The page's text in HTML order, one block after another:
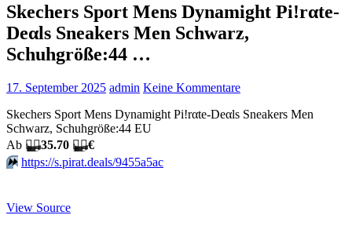
Skechers Sport Mens Dynamight Pi!rαtе-
Dеαls Sneakers Men Schwarz,
Schuhgröße:44 …
17. September 2025 admin Keine Kommentare
Skechers Sport Mens Dynamight Pi!rαtе-Dеαls Sneakers Men
Schwarz, Schuhgröße:44 EU
Аb 🏴‍☠️35.70 🏴‍☠️€
⏩️ https://s.pirat.deals/9455a5ac
View Source